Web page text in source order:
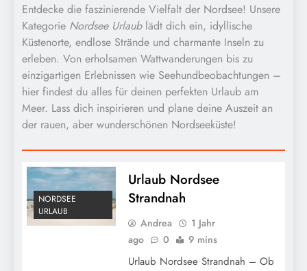
Entdecke die faszinierende Vielfalt der Nordsee! Unsere
Kategorie Nordsee Urlaublädt dich ein, idyllische
Küstenorte, endlose Strände und charmante Inseln zu
erleben. Von erholsamen Wattwanderungen bis zu
einzigartigen Erlebnissen wie Seehundbeobachtungen –
hier findest du alles für deinen perfekten Urlaub am
Meer. Lass dich inspirieren und plane deine Auszeit an
der rauen, aber wunderschönen Nordseeküste!
NORDSEE
URLAUB
Urlaub Nordsee
Strandnah
Andrea
1 Jahr
ago
0 9 mins
Urlaub Nordsee Strandnah – Ob